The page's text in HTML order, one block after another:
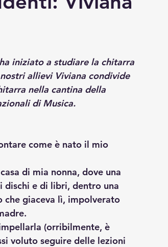
iniziato a studiare la chitarra
allievi Viviana condivide
nella cantina della
di Musica.
come è nato il mio
di mia nonna, dove una
dischi e di libri, dentro una
che giaceva lì, impolverato
(orribilmente, è
voluto seguire delle lezioni